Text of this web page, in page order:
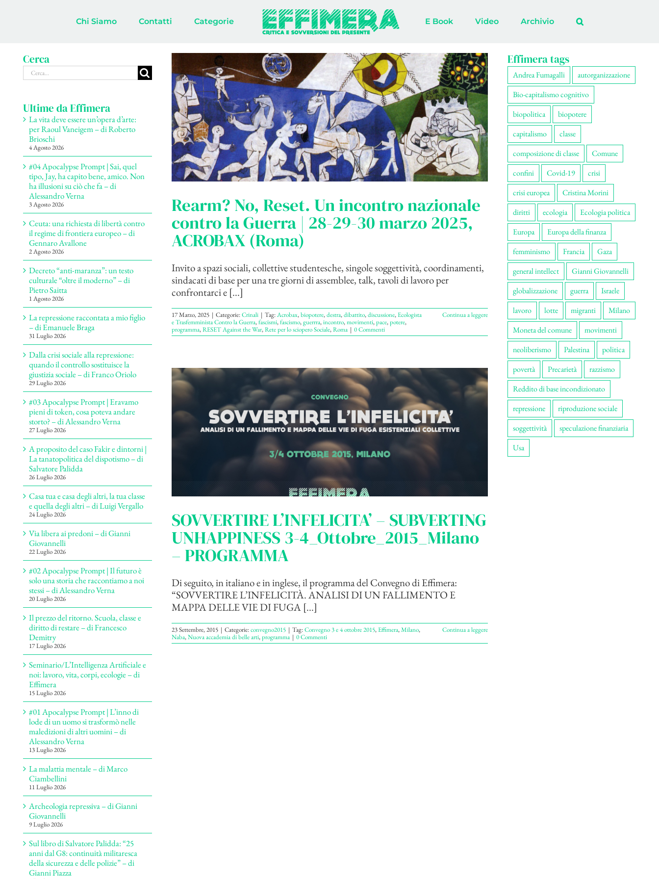
Chi Siamo Contatti Categorie E Book Video Archivio
Rearm? No, Reset. Un incontro nazionale
contro la Guerra | 28-29-30 marzo 2025,
ACROBAX (Roma)
Invito a spazi sociali, collettive studentesche, singole soggettività, coordinamenti,
sindacati di base per una tre giorni di assemblee, talk, tavoli di lavoro per
confrontarci e [...]
17 Marzo, 2025 | Categorie:Crinali | Tag:Acrobax,biopotere,destra,dibattito,discussione,Ecologista
e Trasfemminista Contro la Guerra,fascismi,fascismo,guerrra,incontro,movimenti,pace,potere,
programma,RESET Against the War,Rete per lo sciopero Sociale,Roma | 0 Commenti
Continua a leggere
SOVVERTIRE L’INFELICITA’ – SUBVERTING
UNHAPPINESS 3-4_Ottobre_2015_Milano
– PROGRAMMA
Di seguito, in italiano e in inglese, il programma del Convegno di Effimera:
“SOVVERTIRE L’INFELICITÀ. ANALISI DI UN FALLIMENTO E
MAPPA DELLE VIE DI FUGA [...]
23 Settembre, 2015 | Categorie:convegno2015 | Tag:Convegno 3 e 4 ottobre 2015,Effimera,Milano,
Naba,Nuova accademia di belle arti,programma | 0 Commenti
Continua a leggere
Cerca
Cerca
per:
Ultime da Effimera
La vita deve essere un’opera d’arte:
per Raoul Vaneigem – di Roberto
Brioschi
4 Agosto 2026
#04 Apocalypse Prompt | Sai, quel
tipo, Jay, ha capito bene, amico. Non
ha illusioni su ciò che fa – di
Alessandro Verna
3 Agosto 2026
Ceuta: una richiesta di libertà contro
il regime di frontiera europeo – di
Gennaro Avallone
2 Agosto 2026
Decreto “anti-maranza”: un testo
culturale “oltre il moderno” – di
Pietro Saitta
1 Agosto 2026
La repressione raccontata a mio figlio
– di Emanuele Braga
31 Luglio 2026
Dalla crisi sociale alla repressione:
quando il controllo sostituisce la
giustizia sociale – di Franco Oriolo
29 Luglio 2026
#03 Apocalypse Prompt | Eravamo
pieni di token, cosa poteva andare
storto? – di Alessandro Verna
27 Luglio 2026
A proposito del caso Fakir e dintorni |
La tanatopolitica del dispotismo – di
Salvatore Palidda
26 Luglio 2026
Casa tua e casa degli altri, la tua classe
e quella degli altri – di Luigi Vergallo
24 Luglio 2026
Via libera ai predoni – di Gianni
Giovannelli
22 Luglio 2026
#02 Apocalypse Prompt | Il futuro è
solo una storia che raccontiamo a noi
stessi – di Alessandro Verna
20 Luglio 2026
Il prezzo del ritorno. Scuola, classe e
diritto di restare – di Francesco
Demitry
17 Luglio 2026
Seminario/L’Intelligenza Artificiale e
noi: lavoro, vita, corpi, ecologie – di
Effimera
15 Luglio 2026
#01 Apocalypse Prompt | L’inno di
lode di un uomo si trasformò nelle
maledizioni di altri uomini – di
Alessandro Verna
13 Luglio 2026
La malattia mentale – di Marco
Ciambellini
11 Luglio 2026
Archeologia repressiva – di Gianni
Giovannelli
9 Luglio 2026
Sul libro di Salvatore Palidda: “25
anni dal G8: continuità militaresca
della sicurezza e delle polizie” – di
Gianni Piazza
Effimera tags
Andrea Fumagalli
autorganizzazione
Bio-capitalismo cognitivo
biopolitica
biopotere
capitalismo
classe
composizione di classe
Comune
confini
Covid-19
crisi
crisi europea
Cristina Morini
diritti
ecologia
Ecologia politica
Europa
Europa della finanza
femminismo
Francia
Gaza
general intellect
Gianni Giovannelli
globalizzazione
guerra
Israele
lavoro
lotte migranti
Milano
Moneta del comune
movimenti
neoliberismo
Palestina
politica
povertà
Precarietà
razzismo
Reddito di base incondizionato
repressione
riproduzione sociale
soggettività
speculazione finanziaria
Usa